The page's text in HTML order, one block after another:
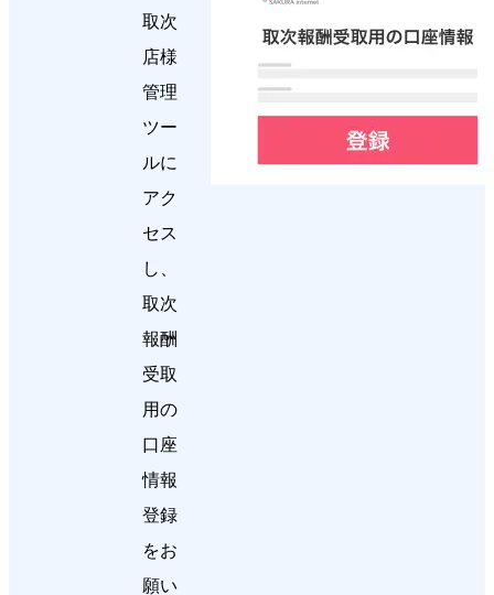
取次
店様
管理
ツー
ルに
アク
セス
し、
取次
報酬
受取
用の
口座
情報
登録
をお
願い